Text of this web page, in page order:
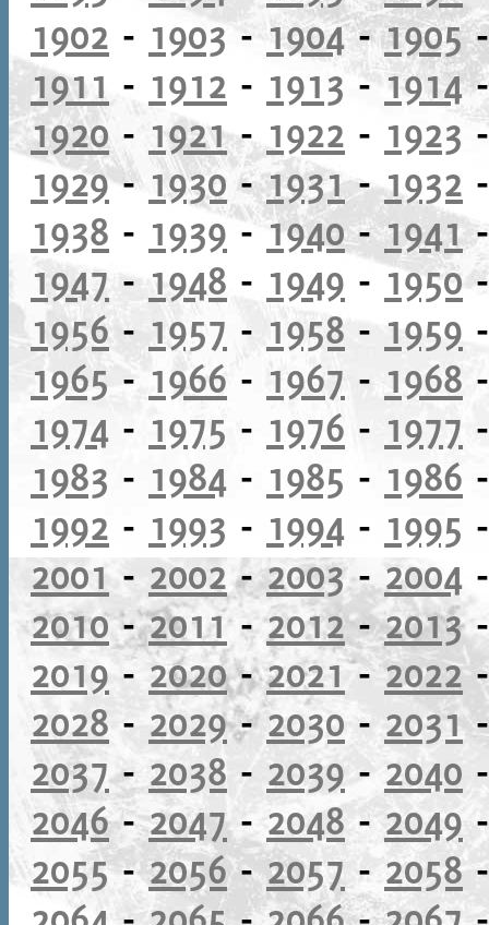
1902 - 1903-1904-1905
1911 - 1912 - 1913 -1914
1920 - 1921- 1922 - 1923
1929- 1930-1931-1932
1938 - 1939-1940-1941
1947- 1948 - 1949 -1950
1956- 1957 - 1958 - 1959
1965- 1966 - 1967 - 1968
1974 - 1975 - 1976 - 1977
1983 - 1984 - 1985 - 1986
1992 - 1993 - 1994 - 1995
2001-2002-2003- 2004
2010-2011-2012-2013
2019 - 2020-2021-2022
2028 - 2029-2030- 2031
2037- 2038 - 2039 - 2040
2046-2047-2048-2049
2055-2056-2057 -2058